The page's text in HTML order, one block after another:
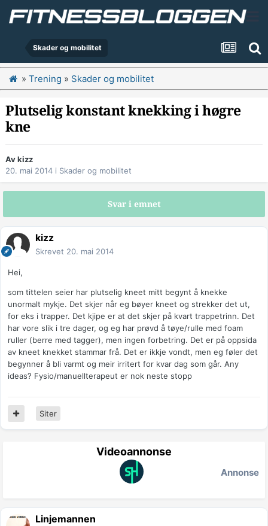
Skader og mobilitet
» Trening » Skader og mobilitet
Plutselig konstant knekking i høgre
kne
Avkizz
20. mai 2014 i Skader og mobilitet
Svar i emnet
kizz
Skrevet 20. mai 2014
Hei,
som tittelen seier har plutselig kneet mitt begynt å knekke
unormalt mykje. Det skjer når eg bøyer kneet og strekker det ut,
for eks i trapper. Det kjipe er at det skjer på kvart trappetrinn. Det
har vore slik i tre dager, og eg har prøvd å tøye/rulle med foam
ruller (berre med tagger), men ingen forbetring. Det er på oppsida
av kneet knekket stammar frå. Det er ikkje vondt, men eg føler det
begynner å bli varmt og meir irritert for kvar dag som går. Any
ideas? Fysio/manuellterapeut er nok neste stopp
Siter
Videoannonse
Annonse
Linjemannen